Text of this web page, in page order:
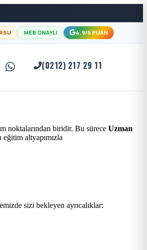
MEB ONAYLI 4.9/5 PUAN
(0212) 217 29 11
noktalarından biridir. Bu sürece Uzman
altyapımızla
sizi bekleyen ayrıcalıklar: